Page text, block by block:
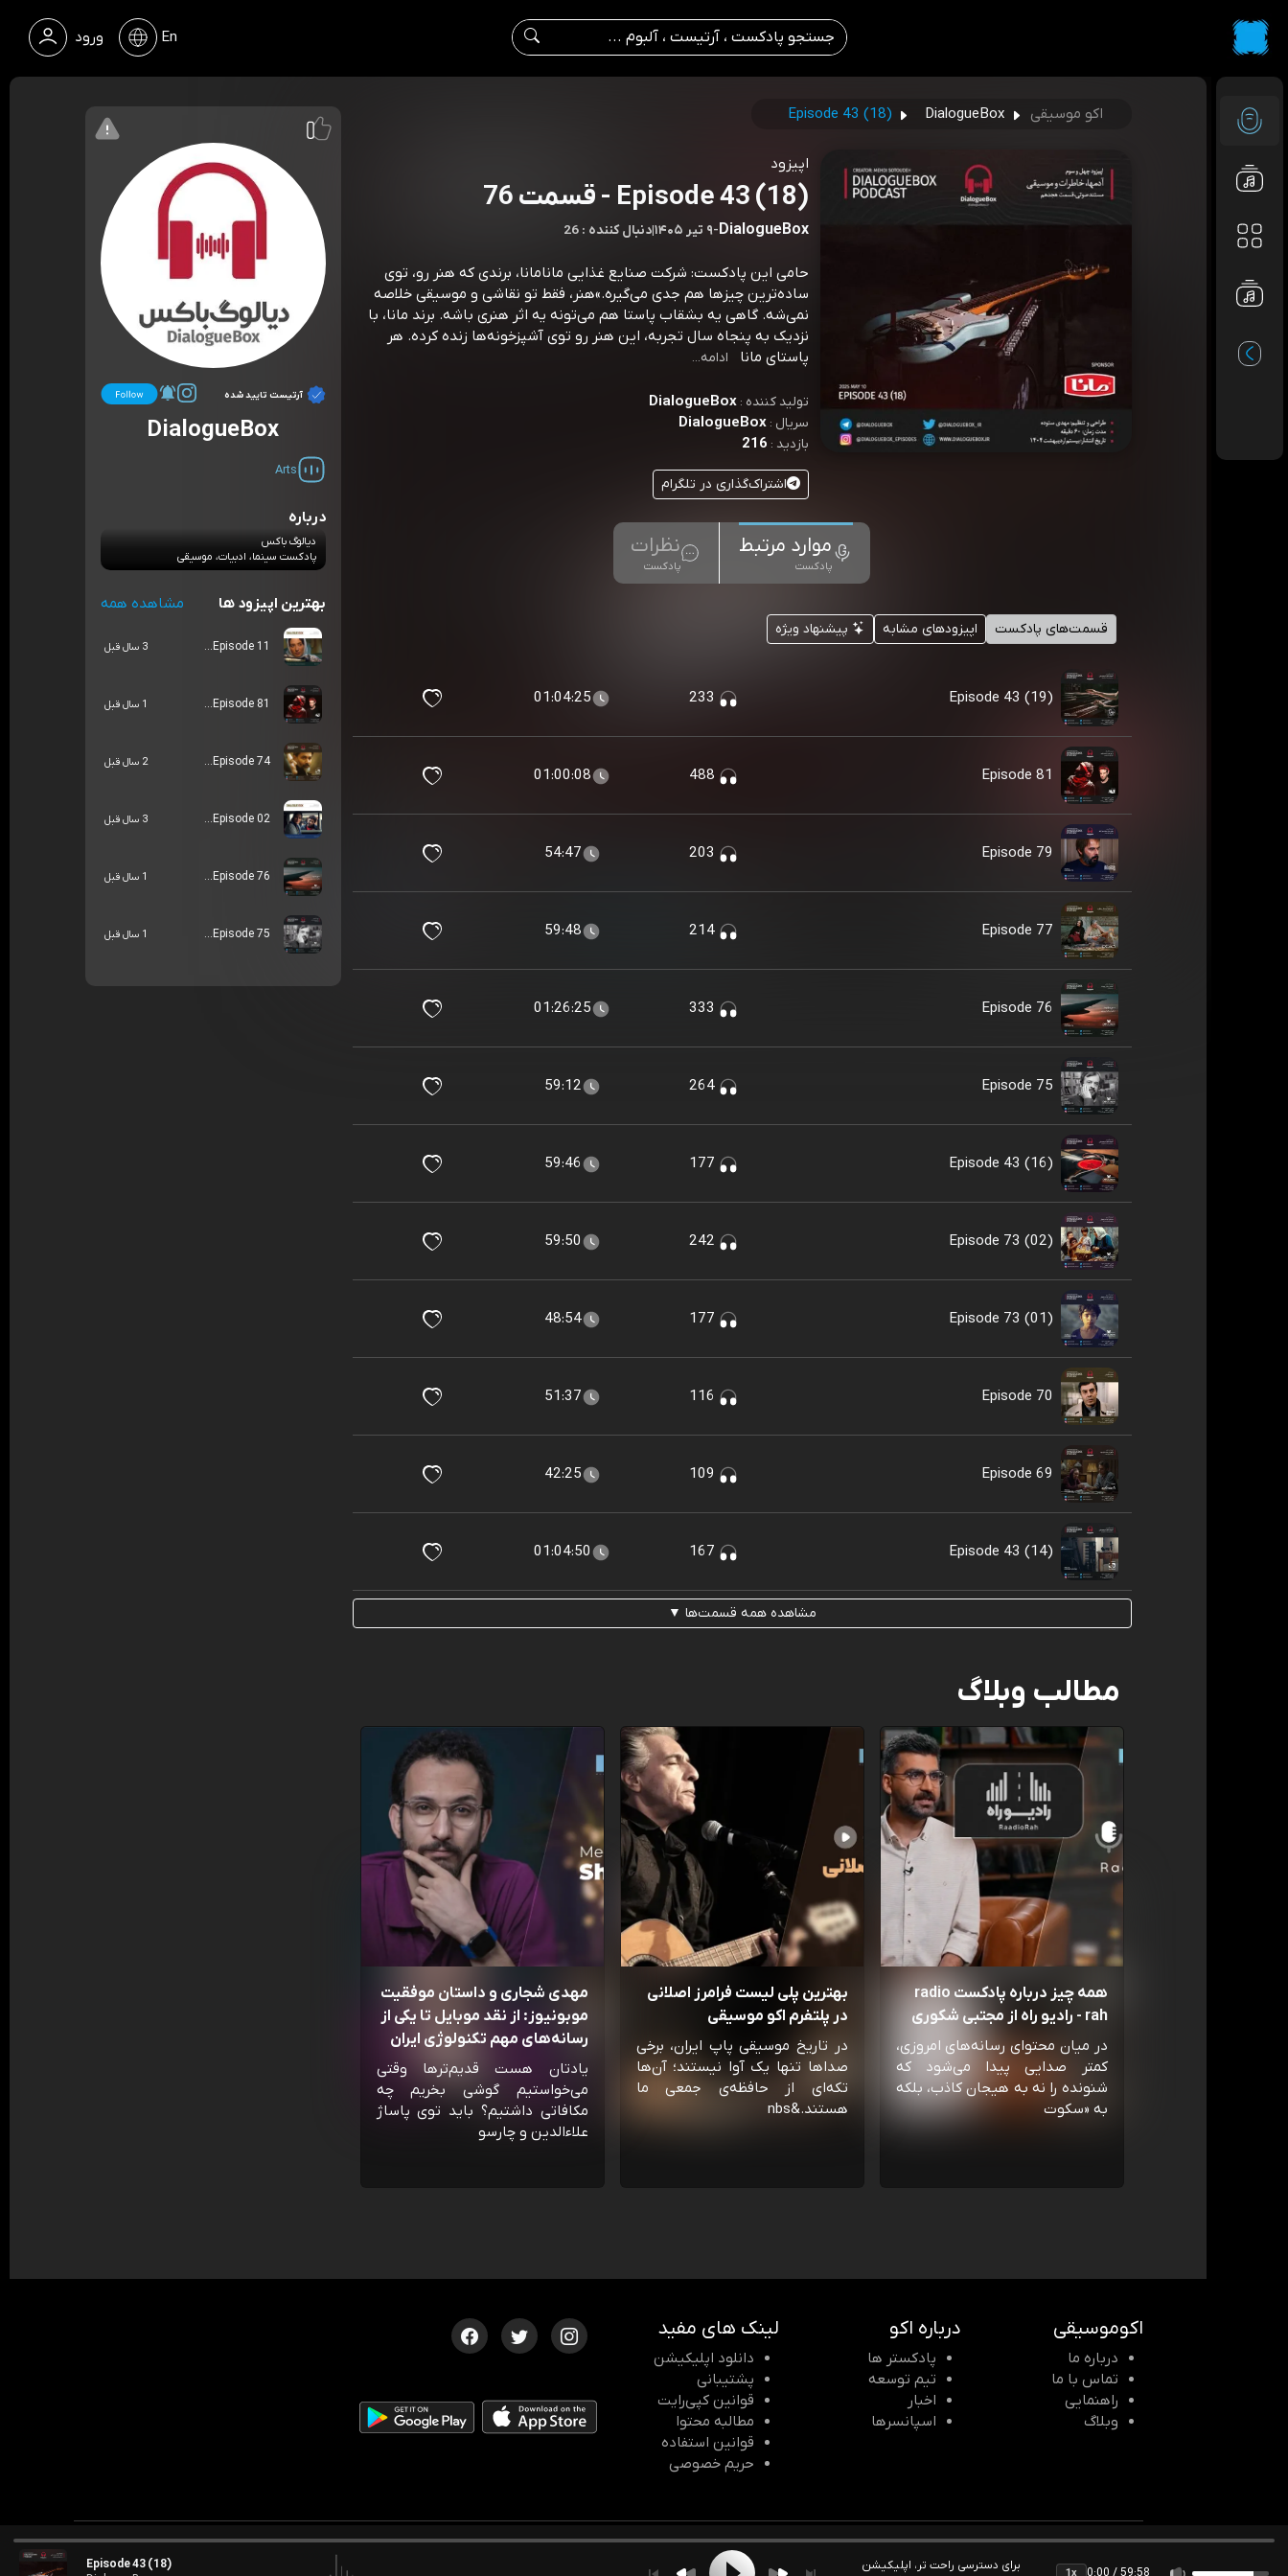
ورود En
اکو موسیقی DialogueBox
Episode 43 (18)
اپیزود
Episode 43 (18) - قسمت 76
DialogueBox
-۹ تیر ۱۴۰۵ |26 : دنبال کننده
حامی این پادکست: شرکت صنایع غذایی مانامانا، برندی که هنر رو، توی
ساده‌ترین چیزها هم جدی می‌گیره.»هنر، فقط تو نقاشی و موسیقی خلاصه
نمی‌شه. گاهی یه بشقاب پاستا هم می‌تونه یه اثر هنری باشه. برند مانا، با
نزدیک به پنجاه سال تجربه، این هنر رو توی آشپزخونه‌ها زنده کرده. هر
پاستای مانا
ادامه...
تولید کننده :DialogueBox
سریال :DialogueBox
بازدید : 216
اشتراک‌گذاری در تلگرام
موارد مرتبط
پادکست
نظرات
پادکست
قسمت‌های پادکست اپیزودهای مشابه پیشنهاد ویژه
Episode 43 (19)
01:04:25
Episode 81
01:00:08
Episode 79
54:47
Episode 77
214
59:48
Episode 76
01:26:25
Episode 75
264
59:12
Episode 43 (16)
59:46
Episode 73 (02)
59:50
Episode 73 (01)
48:54
Episode 70
51:37
Episode 69
42:25
Episode 43 (14)
01:04:50
مشاهده همه قسمت‌ها ▼
مطالب وبلاگ
همه چیز درباره پادکست radio
rah - رادیو راه از مجتبی شکوری
در میان محتوای رسانه‌های امروزی،
کمتر صدایی پیدا می‌شود که
شنونده را نه به هیجان کاذب، بلکه
به «سکوت
بهترین پلی لیست فرامرز اصلانی
در پلتفرم اکو موسیقی
در تاریخ موسیقی پاپ ایران، برخی
صداها تنها یک آوا نیستند؛ آن‌ها
تکه‌ای از حافظه‌ی جمعی ما
هستند.&nbs
مهدی شجاری و داستان موفقیت
موبونیوز: از نقد موبایل تا یکی از
رسانه‌‌های مهم تکنولوژی ایران
یادتان هست قدیم‌ترها وقتی
می‌خواستیم گوشی بخریم چه
مکافاتی داشتیم؟ باید توی پاساژ
علاءالدین و چارسو
آرتیست تایید شده
DialogueBox
Arts
درباره
دیالوگ باکس
پادکست سینما، ادبیات، موسیقی
بهترین اپیزود ها مشاهده همه
Episode 11... 3 سال قبل
Episode 81... 1 سال قبل
Episode 74... 2 سال قبل
Episode 02... 3 سال قبل
Episode 76... 1 سال قبل
Episode 75... 1 سال قبل
اکوموسیقی
درباره ما
تماس با ما
راهنمایی
وبلاگ
درباره اکو
پادکستر ها
تیم توسعه
اخبار
اسپانسرها
لینک های مفید
دانلود اپلیکیشن
پشتیبانی
قوانین کپی‌رایت
مطالبه محتوا
قوانین استفاده
حریم خصوصی
© 2026 Echomusic & Podcast
Episode 43 (18)
برای دسترسی راحت تر، اپلیکیشن
1x